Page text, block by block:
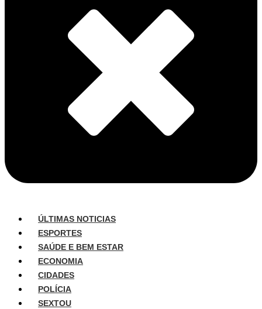
ÚLTIMAS NOTICIAS
ESPORTES
SAÚDE E BEM ESTAR
ECONOMIA
CIDADES
POLÍCIA
SEXTOU